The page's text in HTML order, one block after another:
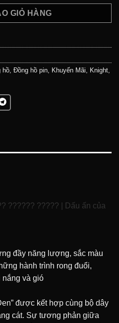
GIỎ HÀNG
hồ, Đồng hồ pin, Khuyến Mãi, Knight,
?????? ????? | Dấu ấn của
đầy năng lượng, sắc màu
hành trình rong đuổi,
và gió
được kết hợp cùng bộ dây
cát. Sự tương phản giữa